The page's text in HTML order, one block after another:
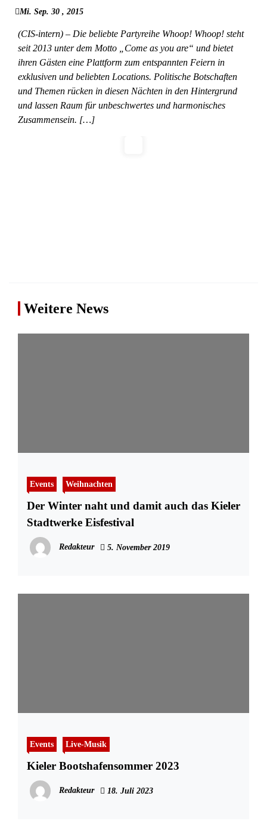
Mi. Sep. 30 , 2015
(CIS-intern) – Die beliebte Partyreihe Whoop! Whoop! steht
seit 2013 unter dem Motto „Come as you are“ und bietet
ihren Gästen eine Plattform zum entspannten Feiern in
exklusiven und beliebten Locations. Politische Botschaften
und Themen rücken in diesen Nächten in den Hintergrund
und lassen Raum für unbeschwertes und harmonisches
Zusammensein. […]
Weitere News
Events Weihnachten
Der Winter naht und damit auch das Kieler
Stadtwerke Eisfestival
Redakteur 5. November 2019
Events Live-Musik
Kieler Bootshafensommer 2023
Redakteur 18. Juli 2023